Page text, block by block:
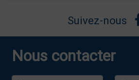
Suivez-nous
Nous contacter